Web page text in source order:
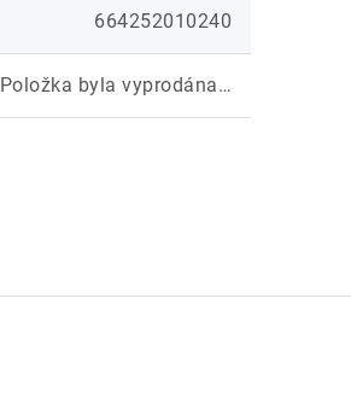
664252010240
Položka byla vyprodána…